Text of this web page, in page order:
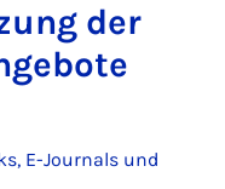
der
E-Journals und